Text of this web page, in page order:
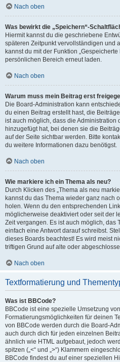
Nach oben
Was bewirkt die „Speichern“-
Hiermit kannst du die geschriebene
späteren Zeitpunkt vervollständigen und
kannst du mit der Funktion
persönlichen Bereich erneut laden.
Nach oben
Warum muss mein Beitrag erst
Die Board-Administration kann
du einen Beitrag erstellt hast, die
ist auch möglich, dass die Administration
hinzugefügt hat, bei denen sie die
auf der Seite sichtbar werden. Bitte
du weitere Informationen dazu benötigst.
Nach oben
Wie markiere ich ein Thema als neu?
Durch Klicken des „Thema als neu
kannst du das Thema wieder ganz nach
holen. Wenn du den entsprechenden
möglicherweise deaktiviert oder seit der
Zeit vergangen. Es ist auch möglich, das
einfach eine Antwort darauf schreibst.
dieses Boards beachtest! Es wird meist
triftigen Grund auf alte oder
Nach oben
Textformatierung und
Was ist BBCode?
BBCode ist eine spezielle Umsetzung
Formatierungsmöglichkeiten für deinen
von BBCode werden durch die Board-
auch durch dich für jeden einzelnen
ähnlich wie HTML aufgebaut, jedoch
spitzen („<“ und „>“) Klammern
BBCode findest du auf einer speziellen